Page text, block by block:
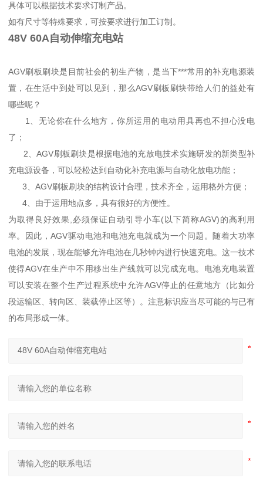
具体可以根据技术要求订制产品。
如有尺寸等特殊要求，可按要求进行加工订制。
48V 60A自动伸缩充电站
AGV刷板刷块是目前社会的初生产物，是当下***常用的补充电源装
置，在生活中到处可以见到，那么AGV刷板刷块带给人们的益处有
哪些呢？
1、无论你在什么地方，你所运用的电动用具再也不担心没电
了；
2、AGV刷板刷块是根据电池的充放电技术实施研发的新类型补
充电源设备，可以轻松达到自动化补充电源与自动化放电功能；
3、AGV刷板刷块的结构设计合理，技术齐全，运用格外方便；
4、由于运用地点多，具有很好的方便性。
为取得良好效果,必须保证自动引导小车(以下简称AGV)的高利用
率。因此，AGV驱动电池和电池充电就成为一个问题。随着大功率
电池的发展，现在能够允许电池在几秒钟内进行快速充电。这一技术
使得AGV在生产中不用移出生产线就可以完成充电。电池充电装置
可以安装在整个生产过程系统中允许AGV停止的任意地方（比如分
段运输区、转向区、装载停止区等）。注意标识应当尽可能的与已有
的布局形成一体。